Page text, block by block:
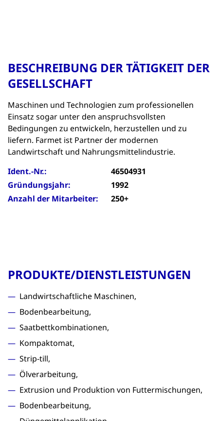
BESCHREIBUNG DER TÄTIGKEIT DER
GESELLSCHAFT
Maschinen und Technologien zum professionellen
Einsatz sogar unter den anspruchsvollsten
Bedingungen zu entwickeln, herzustellen und zu
liefern. Farmet ist Partner der modernen
Landwirtschaft und Nahrungsmittelindustrie.
Ident.-Nr.:
46504931
Gründungsjahr:
1992
Anzahl der Mitarbeiter:
250+
PRODUKTE/DIENSTLEISTUNGEN
Landwirtschaftliche Maschinen,
Bodenbearbeitung,
Saatbettkombinationen,
Kompaktomat,
Strip-till,
Ölverarbeitung,
Extrusion und Produktion von Futtermischungen,
Bodenbearbeitung,